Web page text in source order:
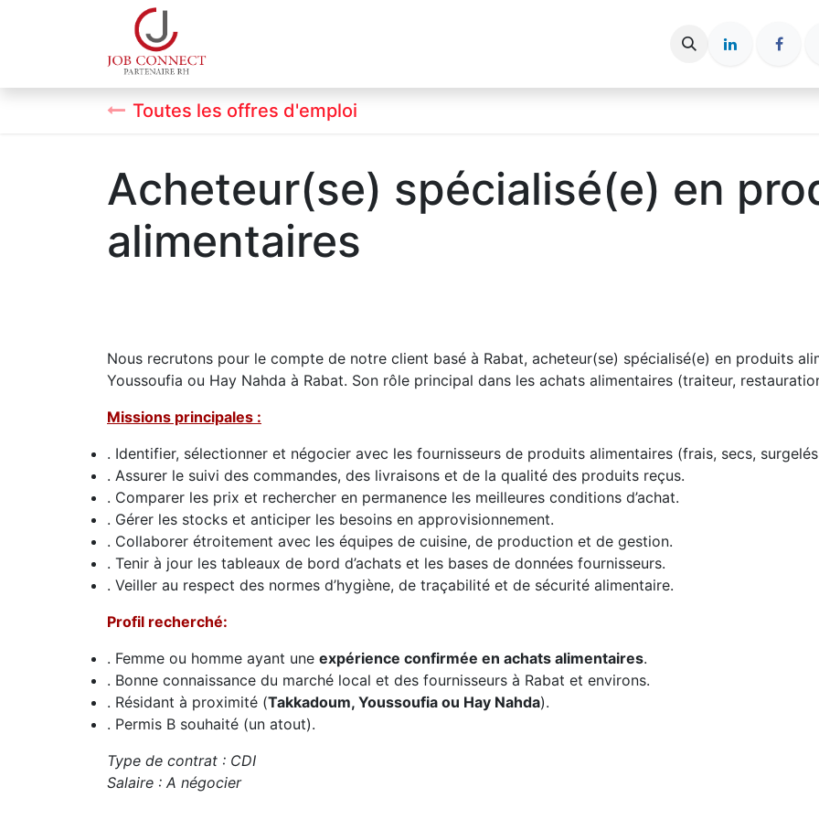
Nos Articles
Toutes les offres d'emploi
Acheteur(se) spécialisé(e) en
alimentaires
Nous recrutons pour le compte de notre client basé à Rabat, acheteur(se) spécialisé(e) en produits
Youssoufia ou Hay Nahda à Rabat. Son rôle principal dans les achats alimentaires (traiteur,
Missions principales :
. Identifier, sélectionner et négocier avec les fournisseurs de produits alimentaires (frais, secs,
. Assurer le suivi des commandes, des livraisons et de la qualité des produits reçus.
. Comparer les prix et rechercher en permanence les meilleures conditions d’achat.
. Gérer les stocks et anticiper les besoins en approvisionnement.
. Collaborer étroitement avec les équipes de cuisine, de production et de gestion.
. Tenir à jour les tableaux de bord d’achats et les bases de données fournisseurs.
. Veiller au respect des normes d’hygiène, de traçabilité et de sécurité alimentaire.
Profil recherché:
. Femme ou homme ayant une expérience confirmée en achats alimentaires.
. Bonne connaissance du marché local et des fournisseurs à Rabat et environs.
. Résidant à proximité (Takkadoum, Youssoufia ou Hay Nahda).
. Permis B souhaité (un atout).
Type de contrat : CDI
Salaire : A négocier